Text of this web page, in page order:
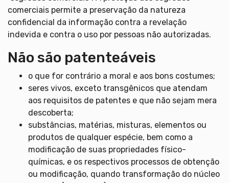
comerciais permite a preservação da natureza
confidencial da informação contra a revelação
indevida e contra o uso por pessoas não autorizadas.
Não são patenteáveis
o que for contrário a moral e aos bons costumes;
seres vivos, exceto transgênicos que atendam
aos requisitos de patentes e que não sejam mera
descoberta;
substâncias, matérias, misturas, elementos ou
produtos de qualquer espécie, bem como a
modificação de suas propriedades físico-
químicas, e os respectivos processos de obtenção
ou modificação, quando transformação do núcleo